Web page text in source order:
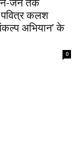
जन तक
पवित्र कलश
अभियान’ के
0